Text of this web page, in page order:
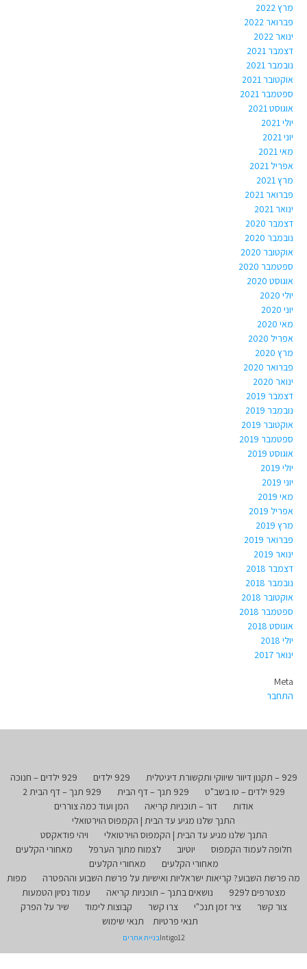
מרץ 2022
פברואר 2022
ינואר 2022
דצמבר 2021
נובמבר 2021
אוקטובר 2021
ספטמבר 2021
אוגוסט 2021
יולי 2021
יוני 2021
מאי 2021
אפריל 2021
מרץ 2021
פברואר 2021
ינואר 2021
דצמבר 2020
נובמבר 2020
אוקטובר 2020
ספטמבר 2020
אוגוסט 2020
יולי 2020
יוני 2020
מאי 2020
אפריל 2020
מרץ 2020
פברואר 2020
ינואר 2020
דצמבר 2019
נובמבר 2019
אוקטובר 2019
ספטמבר 2019
אוגוסט 2019
יולי 2019
יוני 2019
מאי 2019
אפריל 2019
מרץ 2019
פברואר 2019
ינואר 2019
דצמבר 2018
נובמבר 2018
אוקטובר 2018
ספטמבר 2018
אוגוסט 2018
יולי 2018
ינואר 2017
Meta
התחבר
929 – תקנון דיוור שיווקי ותקשורת דיגיטלית 929 ילדים
929 ילדים – חנוכה
929 ילדים – טו בשב"ט
929 תנך – דף הבית
929 תנך – דף הבית 2
אודות
דור – תוכניות קריאה
המן ועוד כמה צוררים
התנך שלנו מגיע עד הבית | הקמפוס הוירטואלי
התנך שלנו מגיע עד הבית | הקמפוס הוירטואלי
ויהי פודאקסט
חלופה לעמוד הקמפוס
יוטיוב לצמוח מתוך הערפל
מאחורי הקלעים
מאחורי הקלעים
מאחורי הקלעים
מה פרשת השבוע? קריאות ישראליות ואישיות על פרשת השבוע וההפטרה
מפות
מצטרפים ל929
נושאים בתנך – תוכניות קריאה
עמוד נסיון הטמעות
צור קשר
ציר זמן תנכ"י צרו קשר קבוצות לימוד
שיר על הפרק
תנאי פרטיות
תנאי שימוש
Intigo12בניית אתרים